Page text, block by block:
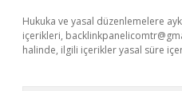
Hukuka ve yasal düzenlemelere
içerikleri,
halinde, ilgili içerikler yasal süre